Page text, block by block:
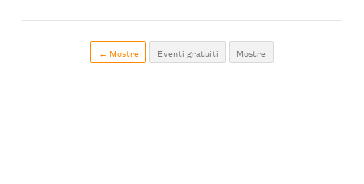
← Mostre Eventi gratuiti Mostre